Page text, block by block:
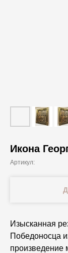
Икона
Артикул:
Изысканная
Победоносца
произведение